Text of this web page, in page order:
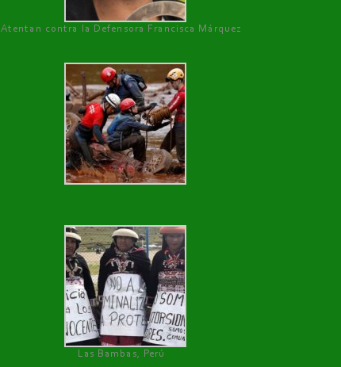
Atentan contra la Defensora Francisca Márquez
Las Bambas, Perú